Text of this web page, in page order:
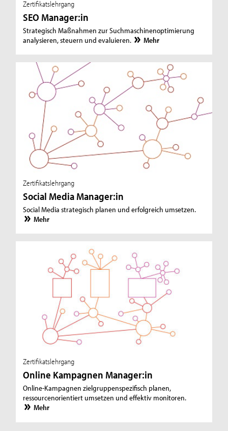
Zertifikatslehrgang
SEO Manager:in
Strategisch Maßnahmen zur Suchmaschinenoptimierung
analysieren, steuern und evaluieren.
Mehr
Zertifikatslehrgang
Social Media Manager:in
Social Media strategisch planen und erfolgreich umsetzen.
Mehr
Zertifikatslehrgang
Online Kampagnen Manager:in
Online-Kampagnen zielgruppenspezifisch planen,
ressourcenorientiert umsetzen und effektiv monitoren.
Mehr